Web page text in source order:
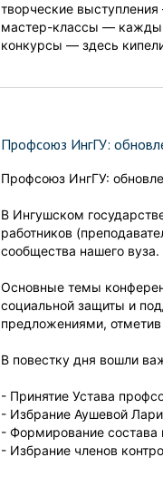
творческие
мастер-классы —
конкурсы — здесь
Профсоюз ИнгГУ:
Профсоюз ИнгГУ:
В Ингушском
работников
сообщества нашего вуза.
Основные темы
социальной защиты и
предложениями,
В повестку дня вошли
- Принятие Устава
- Избрание Аушевой
- Формирование состава
- Избрание членов